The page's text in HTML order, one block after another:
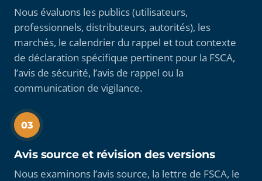
Nous évaluons les publics (utilisateurs,
professionnels, distributeurs, autorités), les
marchés, le calendrier du rappel et tout contexte
de déclaration spécifique pertinent pour la FSCA,
l’avis de sécurité, l’avis de rappel ou la
communication de vigilance.
03
Avis source et révision des versions
Nous examinons l’avis source, la lettre de FSCA, le